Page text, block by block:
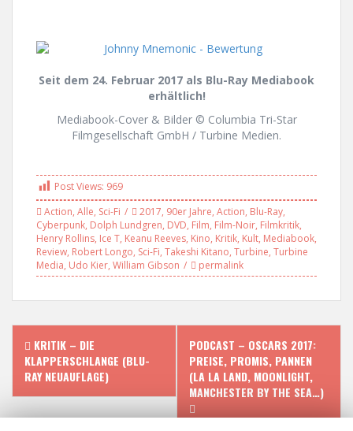
Seit dem 24. Februar 2017 als Blu-Ray Mediabook
erhältlich!
Mediabook-Cover & Bilder © Columbia Tri-Star
Filmgesellschaft GmbH / Turbine Medien.
Post Views: 969
Action, Alle, Sci-Fi 2017, 90er Jahre, Action, Blu-Ray,
Cyberpunk, Dolph Lundgren, DVD, Film, Film-Noir, Filmkritik,
Henry Rollins, Ice T, Keanu Reeves, Kino, Kritik, Kult, Mediabook,
Review, Robert Longo, Sci-Fi, Takeshi Kitano, Turbine, Turbine
Media, Udo Kier, William Gibson permalink
P
o
s
KRITIK – DIE
KLAPPERSCHLANGE (BLU-
RAY NEUAUFLAGE)
PODCAST – OSCARS 2017:
PREISE, PROMIS, PANNEN
(LA LA LAND, MOONLIGHT,
MANCHESTER BY THE SEA…)